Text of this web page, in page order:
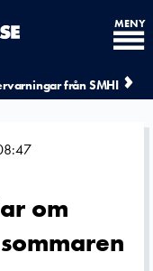
från SMHI
MENY
om